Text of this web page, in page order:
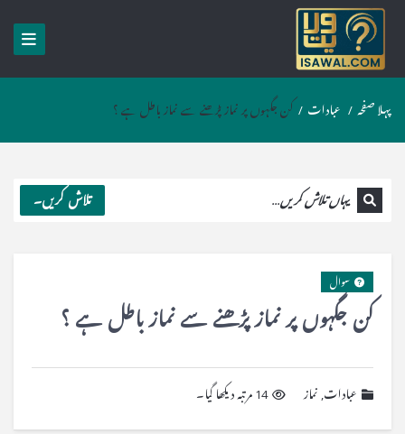
پہلا صفحہ / عبادات / کن جگہوں پر نماز پڑھنے سے نماز باطل ہے ؟
تلاش کریں۔
کن جگہوں پر نماز پڑھنے سے نماز باطل ہے ؟
سوال
عبادات, نماز 14 مرتبہ دیکھا گیا۔